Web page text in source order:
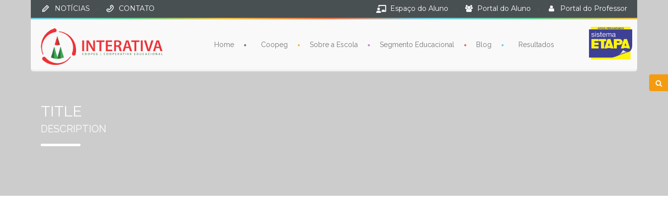
NOTÍCIAS · CONTATO Espaço do Aluno · Portal do Aluno · Portal do Professor
Home Coopeg Sobre a Escola Segmento Educacional Blog Resultados
TITLE
DESCRIPTION